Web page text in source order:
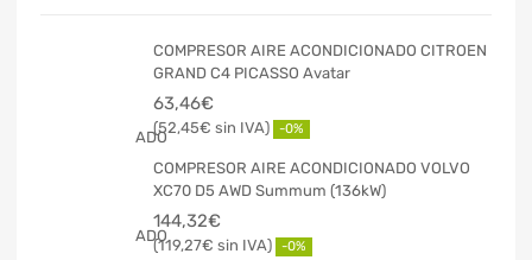
COMPRESOR AIRE ACONDICIONADO CITROEN
GRAND C4 PICASSO Avatar
63,46€
52,45€ -0%
COMPRESOR AIRE ACONDICIONADO VOLVO
XC70 D5 AWD Summum (136kW)
144,32€
119,27€ -0%